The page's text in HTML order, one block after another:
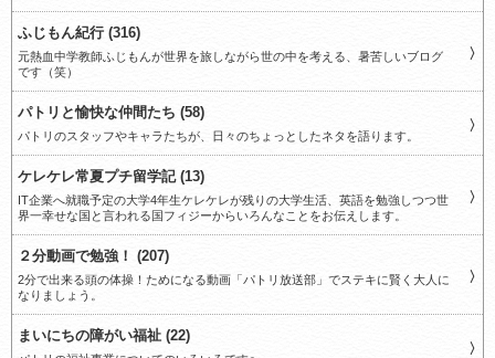
ふじもん紀行 (316)
元熱血中学教師ふじもんが世界を旅しながら世の中を考える、暑苦しいブログ
です（笑）
パトリと愉快な仲間たち (58)
パトリのスタッフやキャラたちが、日々のちょっとしたネタを語ります。
ケレケレ常夏プチ留学記 (13)
IT企業へ就職予定の大学4年生ケレケレが残りの大学生活、英語を勉強しつつ世
界一幸せな国と言われる国フィジーからいろんなことをお伝えします。
２分動画で勉強！ (207)
2分で出来る頭の体操！ためになる動画「パトリ放送部」でステキに賢く大人に
なりましょう。
まいにちの障がい福祉 (22)